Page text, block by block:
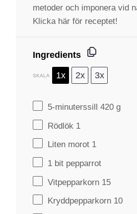
metoder och imponera vid
Klicka här för receptet!
Ingredients
SKALA 1x 2x 3x
5-minuterssill 420 g
Rödlök 1
Liten morot 1
1 bit pepparrot
Vitpepparkorn 15
Kryddpepparkorn 10